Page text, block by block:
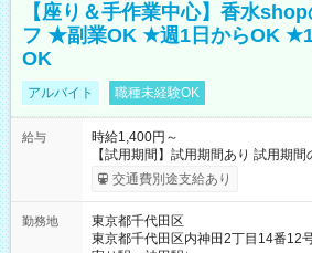
【座り＆手作業中心】香水
フ ★副業OK ★週1日からOK
OK
アルバイト 職種未経験OK
給与
時給1,400円～
【試用期間】試用期間あり 試用期
給与は本採用時と同じです。
交通費別途支給あり
勤務地
東京都千代田区
東京都千代田区内神田2丁目14番12